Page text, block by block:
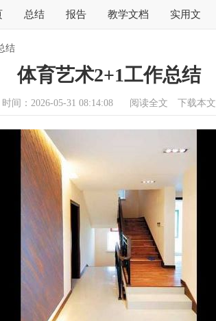
总结 报告 教学文档 实用文
结
体育艺术2+1工作总结
时间：2026-05-31 08:14:08 阅读全文 下载本文